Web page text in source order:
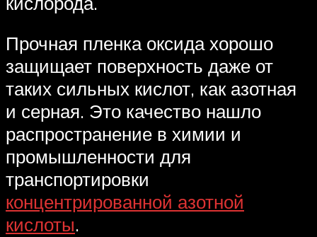
Прочная пленка оксида хорошо
защищает поверхность даже от
таких сильных кислот, как азотная
и серная. Это качество нашло
распространение в химии и
промышленности для
транспортировки
концентрированной азотной
кислоты.